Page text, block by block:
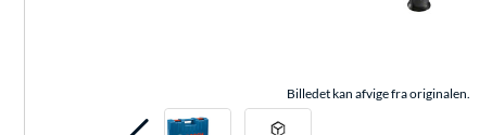
Billedet kan afvige fra originalen.